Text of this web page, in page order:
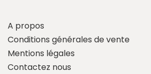
A propos
Conditions générales de vente
Mentions légales
Contactez nous